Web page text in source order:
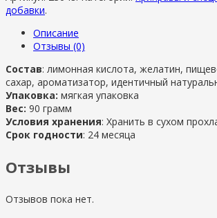
добавки.
Описание
Отзывы (0)
Состав: лимонная кислота, желатин,
сахар, ароматизатор, идентичный
Упаковка: мягкая упаковка
Вес: 90 грамм
Условия хранения: Хранить в сухом
Срок годности: 24 месяца
Отзывы
Отзывов пока нет.